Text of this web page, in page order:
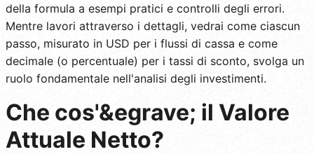
della formula a esempi pratici e controlli degli errori.
Mentre lavori attraverso i dettagli, vedrai come ciascun
passo, misurato in USD per i flussi di cassa e come
decimale (o percentuale) per i tassi di sconto, svolga un
ruolo fondamentale nell'analisi degli investimenti.
Che cos'&egrave; il Valore
Attuale Netto?